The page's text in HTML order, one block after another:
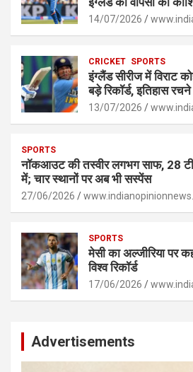
p
p
o
er k
14/07/2026
CRICKET SPORTS
इंग्लैंड सीरीज में विराट
बड़े रिकॉर्ड, इतिहास
13/07/2026
SPORTS
नॉकआउट की तस्वीर लगभग साफ, 28
में; चार स्थानों पर अब भी सस्पेंस
27/06/2026
SPORTS
मेसी का अल्जीरिया पर
विश्व रिकॉर्ड
17/06/2026
Advertisements